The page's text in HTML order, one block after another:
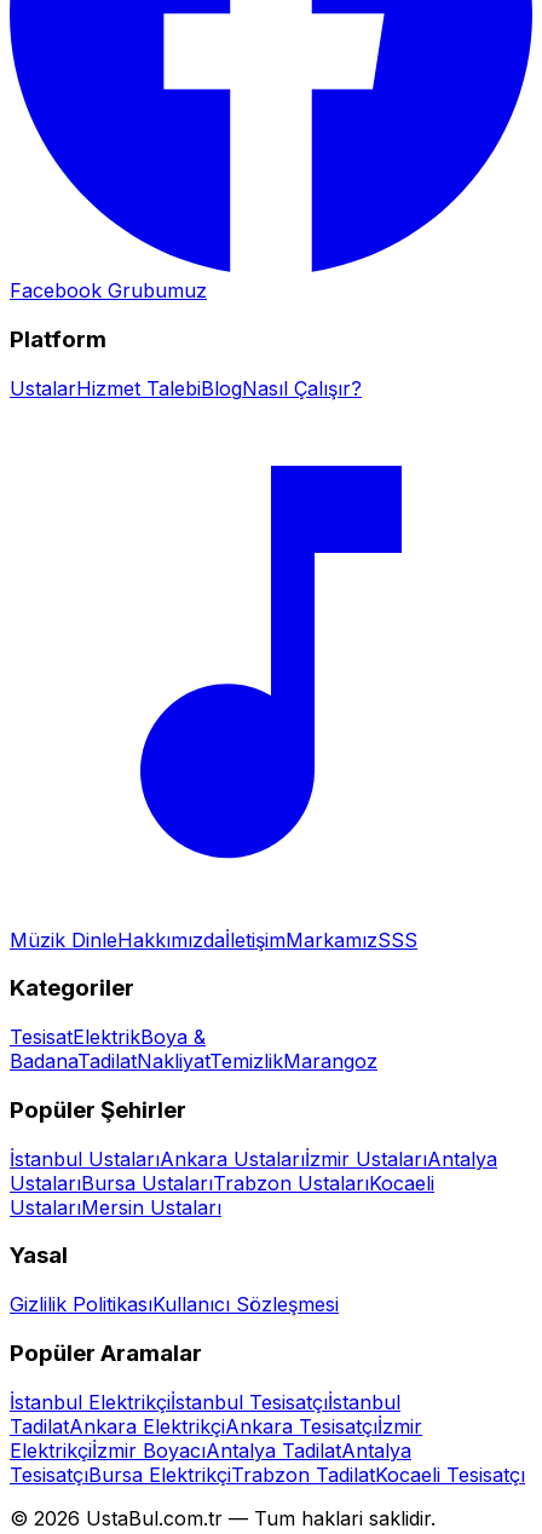
Facebook Grubumuz
Platform
UstalarHizmet TalebiBlogNasıl Çalışır?
Müzik DinleHakkımızdaİletişimMarkamızSSS
Kategoriler
TesisatElektrikBoya &
BadanaTadilatNakliyatTemizlikMarangoz
Popüler Şehirler
İstanbul UstalarıAnkara Ustalarıİzmir UstalarıAntalya
UstalarıBursa UstalarıTrabzon UstalarıKocaeli
UstalarıMersin Ustaları
Yasal
Gizlilik PolitikasıKullanıcı Sözleşmesi
Popüler Aramalar
İstanbul Elektrikçiİstanbul Tesisatçıİstanbul
TadilatAnkara ElektrikçiAnkara Tesisatçıİzmir
Elektrikçiİzmir BoyacıAntalya TadilatAntalya
TesisatçıBursa ElektrikçiTrabzon TadilatKocaeli Tesisatçı
© 2026 UstaBul.com.tr — Tum haklari saklidir.